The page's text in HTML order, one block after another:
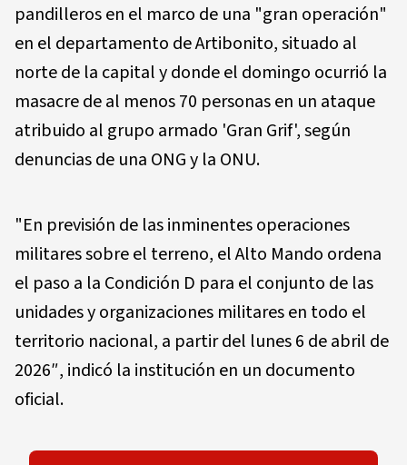
pandilleros en el marco de una "gran operación"
en el departamento de Artibonito, situado al
norte de la capital y donde el domingo ocurrió la
masacre de al menos 70 personas en un ataque
atribuido al grupo armado 'Gran Grif', según
denuncias de una ONG y la ONU.
"En previsión de las inminentes operaciones
militares sobre el terreno, el Alto Mando ordena
el paso a la Condición D para el conjunto de las
unidades y organizaciones militares en todo el
territorio nacional, a partir del lunes 6 de abril de
2026″, indicó la institución en un documento
oficial.